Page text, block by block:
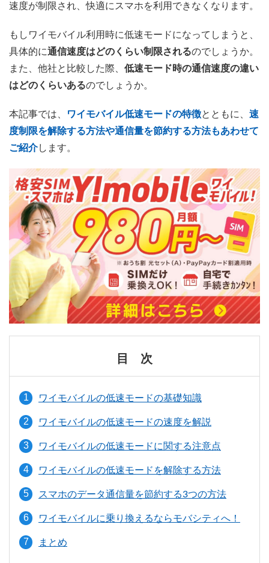
速度が制限され、快適にスマホを利用できなくなります。
もしワイモバイル利用時に低速モードになってしまうと、
具体的に通信速度はどのくらい制限されるのでしょうか。
また、他社と比較した際、 低速モード時の通信速度の違い
はどのくらいあるのでしょうか。
本記事では、 ワイモバイル低速モードの特徴とともに、 速
度制限を解除する方法や通信量を節約する方法もあわせて
ご紹介します。
目 次
ワイモバイルの低速モードの基礎知識
ワイモバイルの低速モードの速度を解説
ワイモバイルの低速モードに関する注意点
ワイモバイルの低速モードを解除する方法
スマホのデータ通信量を節約する3つの方法
ワイモバイルに乗り換えるならモバシティへ！
まとめ